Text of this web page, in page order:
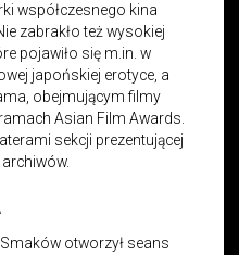
współczesnego kina
zabrakło też wysokiej
pojawiło się m.in. w
japońskiej erotyce, a
obejmującym filmy
Asian Film Awards.
sekcji prezentującej
otworzył seans